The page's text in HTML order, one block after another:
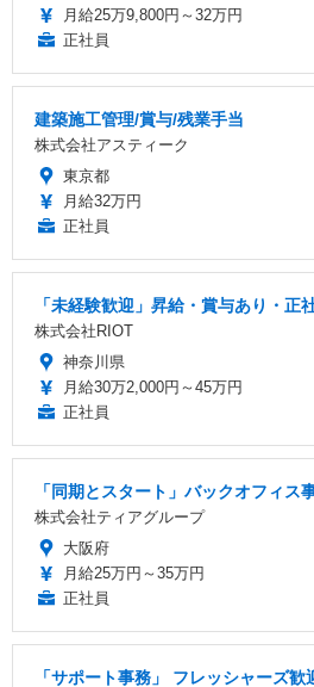
月給25万9,800円～32万円
正社員
建築施工管理/賞与/残業手当
株式会社アスティーク
東京都
月給32万円
正社員
「未経験歓迎」昇給・賞与あり・
株式会社RIOT
神奈川県
月給30万2,000円～45万円
正社員
「同期とスタート」バックオフィス
株式会社ティアグループ
大阪府
月給25万円～35万円
正社員
「サポート事務」 フレッシャーズ